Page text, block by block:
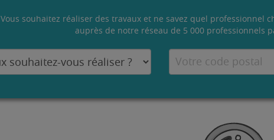
Vous souhaitez réaliser des travaux et ne savez quel professionnel
auprès de notre réseau de 5 000 professionnels